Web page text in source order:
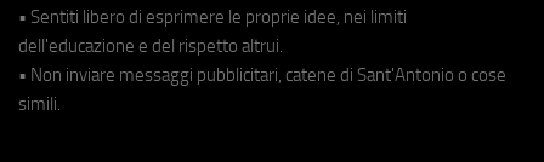
• Sentiti libero di esprimere le proprie idee, nei limiti
dell'educazione e del rispetto altrui.
• Non inviare messaggi pubblicitari, catene di Sant'Antonio o cose
simili.